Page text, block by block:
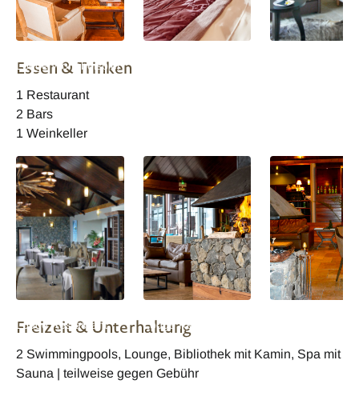
Lodge Wohnbeispiel
Essen & Trinken
1 Restaurant
2 Bars
1 Weinkeller
Lodge Restaurant
Lodge Restaurant
Freizeit & Unterhaltung
2 Swimmingpools, Lounge, Bibliothek mit Kamin, Spa mit
Sauna | teilweise gegen Gebühr